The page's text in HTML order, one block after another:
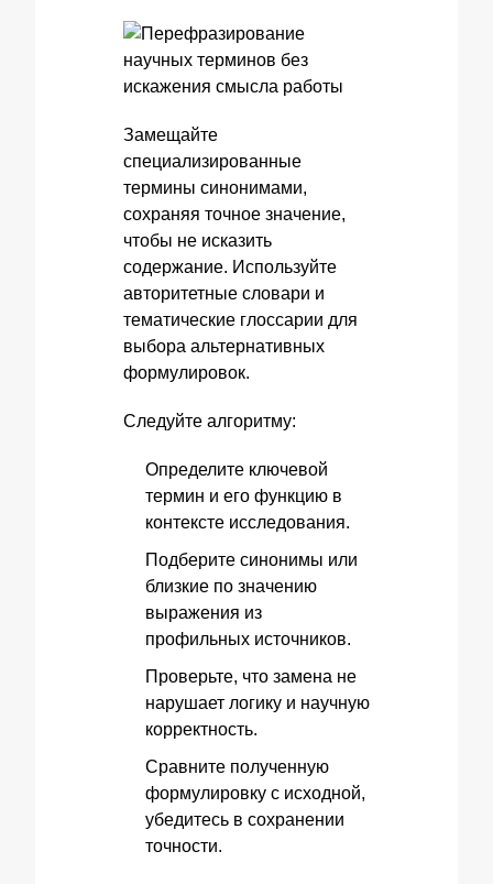
Замещайте
специализированные
термины синонимами,
сохраняя точное значение,
чтобы не исказить
содержание. Используйте
авторитетные словари и
тематические глоссарии для
выбора альтернативных
формулировок.
Следуйте алгоритму:
Определите ключевой
термин и его функцию в
контексте исследования.
Подберите синонимы или
близкие по значению
выражения из
профильных источников.
Проверьте, что замена не
нарушает логику и научную
корректность.
Сравните полученную
формулировку с исходной,
убедитесь в сохранении
точности.